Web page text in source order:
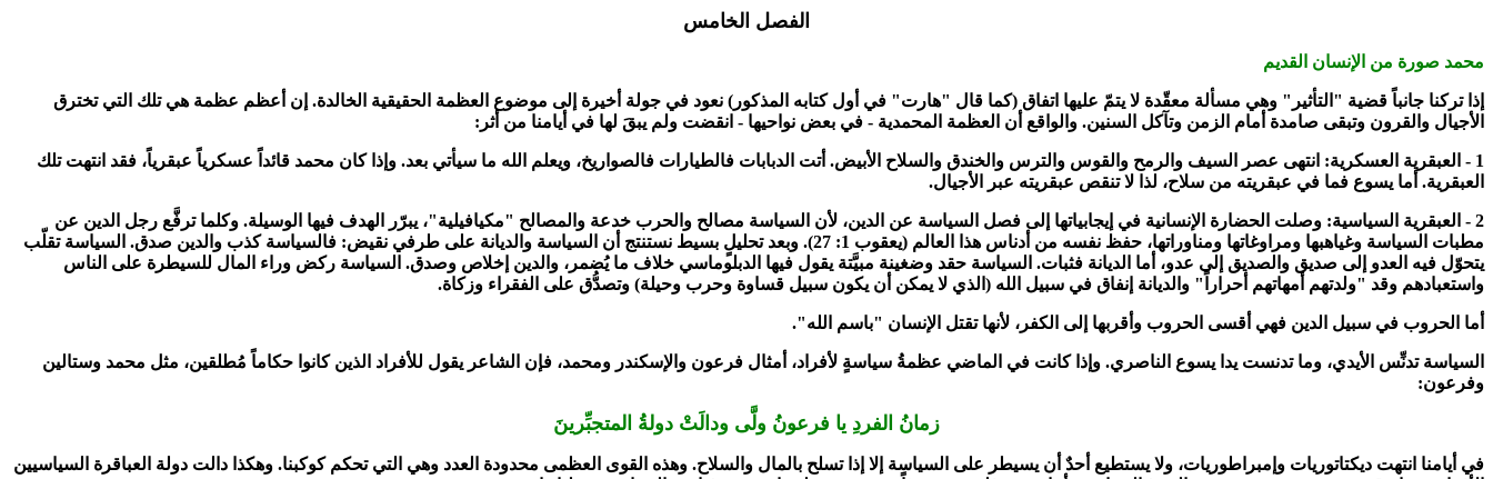
الفصل الخامس
محمد صورة من الإنسان القديم
إذا تركنا جانباً قضية "التأثير" وهي مسألة معقّدة لا يتمّ عليها اتفاق (كما قال "هارت" في أول كتابه المذكور) نعود في جولة أخيرة إلى موضوع العظمة الحقيقية الخالدة. إن أعظم عظمة هي تلك التي تخترق
الأجيال والقرون وتبقى صامدة أمام الزمن وتآكل السنين. والواقع أن العظمة المحمدية - في بعض نواحيها - انقضت ولم يبقَ لها في أيامنا من أثر:
1 - العبقرية العسكرية: انتهى عصر السيف والرمح والقوس والترس والخندق والسلاح الأبيض. أتت الدبابات فالطيارات فالصواريخ، ويعلم الله ما سيأتي بعد. وإذا كان محمد قائداً عسكرياً عبقرياً، فقد انتهت تلك
العبقرية. أما يسوع فما في عبقريته من سلاح، لذا لا تنقص عبقريته عبر الأجيال.
2 - العبقرية السياسية: وصلت الحضارة الإنسانية في إيجابياتها إلى فصل السياسة عن الدين، لأن السياسة مصالح والحرب خدعة والمصالح "مكيافيلية"، يبرّر الهدف فيها الوسيلة. وكلما ترفَّع رجل الدين عن
مطبات السياسة وغياهبها ومراوغاتها ومناوراتها،
حفظ نفسه من أدناس هذا العالم (يعقوب 1: 27). وبعد تحليلٍ بسيط نستنتج أن السياسة والديانة على طرفي نقيض: فالسياسة كذب والدين صدق. السياسة تقلّب
يتحوّل فيه العدو إلى صديق والصديق إلى عدو، أما الديانة فثبات. السياسة حقد وضغينة مبيَّتة يقول فيها الدبلوماسي خلاف ما يُضمر ، والدين إخلاص وصدق. السياسة ركض وراء المال للسيطرة على الناس
واستعبادهم وقد "ولدتهم أمهاتهم أحراراً" والديانة إنفاق في سبيل الله (الذي لا يمكن أن يكون سبيل قساوة وحرب وحيلة) وتصدُّق على الفقراء وزكاة.
أما الحروب في سبيل الدين فهي أقسى الحروب وأقربها إلى الكفر ، لأنها تقتل الإنسان "باسم الله".
السياسة تدنِّس الأيدي، وما تدنست يدا يسوع الناصري. وإذا كانت في الماضي عظمةُ سياسةٍ لأفراد، أمثال فرعون والإسكندر ومحمد، فإن الشاعر يقول للأفراد الذين كانوا حكاماً مُطلقين، مثل محمد وستالين
وفرعون:
زمانُ الفردِ يا فرعونُ ولَّى ودالَتْ دولةُ المتجبِّرينَ
في أيامنا انتهت ديكتاتوريات وإمبراطوريات، ولا يستطيع أحدٌ أن يسيطر على السياسة إلا إذا تسلح بالمال والسلاح. وهذه القوى العظمى محدودة العدد وهي التي تحكم كوكبنا. وهكذا دالت دولة العباقرة السياسيين